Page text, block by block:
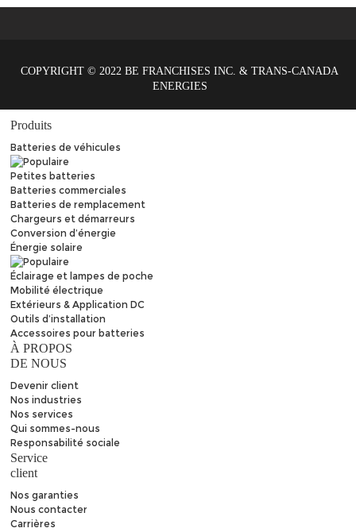
Produits
Batteries de véhicules
Petites batteries
Batteries commerciales
Batteries de remplacement
Chargeurs et démarreurs
Conversion d’énergie
Énergie solaire
Éclairage et lampes de poche
Mobilité électrique
Extérieurs & Application DC
Outils d’installation
Accessoires pour batteries
À PROPOS
DE NOUS
Devenir client
Nos industries
Nos services
Qui sommes-nous
Responsabilité sociale
Service
client
Nos garanties
Nous contacter
Carrières
COPYRIGHT © 2022 BE FRANCHISES INC. & TRANS-CANADA
ENERGIES